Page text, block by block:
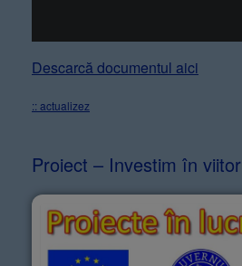
Descarcă documentul aici
:: actualizez
Proiect – Investim în viitor